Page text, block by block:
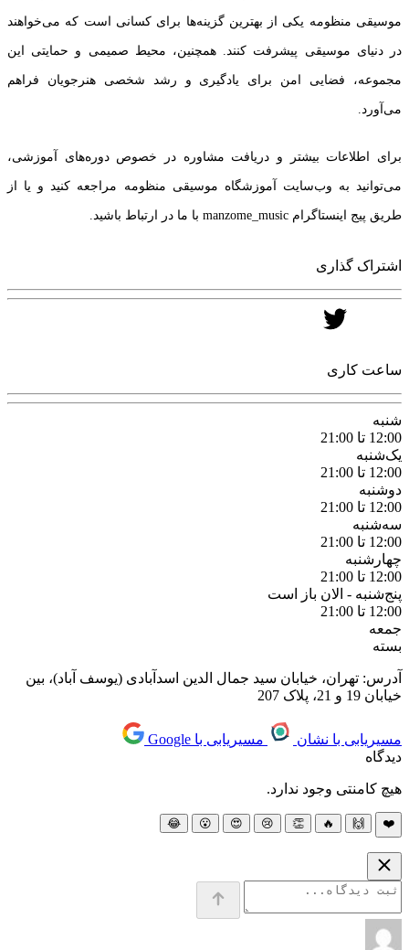
موسیقی منظومه یکی از بهترین گزینه‌ها برای کسانی است که می‌خواهند
در دنیای موسیقی پیشرفت کنند. همچنین، محیط صمیمی و حمایتی این
مجموعه، فضایی امن برای یادگیری و رشد شخصی هنرجویان فراهم
می‌آورد.
برای اطلاعات بیشتر و دریافت مشاوره در خصوص دوره‌های آموزشی،
می‌توانید به وب‌سایت آموزشگاه موسیقی منظومه مراجعه کنید و یا از
طریق پیج اینستاگرام manzome_music با ما در ارتباط باشید.
اشتراک گذاری
ساعت کاری
شنبه
12:00 تا 21:00
یک‌شنبه
12:00 تا 21:00
دوشنبه
12:00 تا 21:00
سه‌شنبه
12:00 تا 21:00
چهارشنبه
12:00 تا 21:00
پنج‌شنبه - الان باز است
12:00 تا 21:00
جمعه
بسته
آدرس: تهران، خیابان سید جمال الدین اسدآبادی (یوسف آباد)، بین
خیابان 19 و 21، پلاک 207
مسیریابی با نشان
مسیریابی با Google
دیدگاه
هیچ کامنتی وجود ندارد.
❤️
🙌
🔥
👏
😢
😍
😮
😂